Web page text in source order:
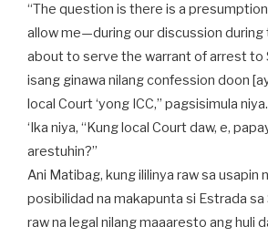
“The question is there is a
allow me—during our discussion
about to serve the warrant of arrest to
isang ginawa nilang confession doon
local Court ‘yong ICC,” pagsisimula niya.
‘Ika niya, “Kung local Court daw, e,
arestuhin?”
Ani Matibag, kung ililinya raw sa usapin
posibilidad na makapunta si Estrada sa
raw na legal nilang maaaresto ang huli